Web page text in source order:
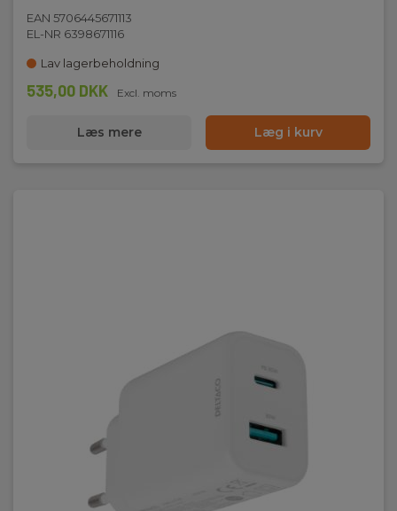
EAN 5706445671113
EL-NR 6398671116
Lav lagerbeholdning
535,00 DKK Excl. moms
Læs mere Læg i kurv